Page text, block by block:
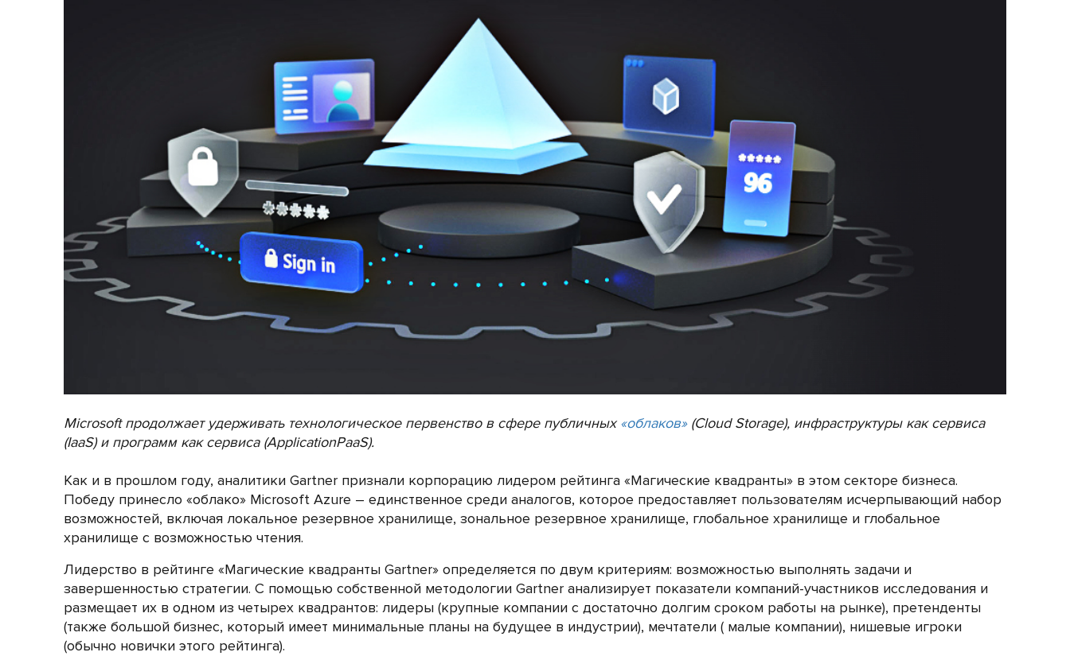
Microsoft продолжает удерживать технологическое первенство в сфере публичных«облаков»(Cloud Storage), инфраструктуры как сервиса
(IaaS) и программ как сервиса (ApplicationPaaS).
Как и в прошлом году, аналитики Gartner признали корпорацию лидером рейтинга «Магические квадранты» в этом секторе бизнеса.
Победу принесло «облако» Microsoft Azure – единственное среди аналогов, которое предоставляет пользователям исчерпывающий набор
возможностей, включая локальное резервное хранилище, зональное резервное хранилище, глобальное хранилище и глобальное
хранилище с возможностью чтения.
Лидерство в рейтинге «Магические квадранты Gartner» определяется по двум критериям: возможностью выполнять задачи и
завершенностью стратегии. С помощью собственной методологии Gartner анализирует показатели компаний-участников исследования и
размещает их в одном из четырех квадрантов: лидеры (крупные компании с достаточно долгим сроком работы на рынке), претенденты
(также большой бизнес, который имеет минимальные планы на будущее в индустрии), мечтатели ( малые компании), нишевые игроки
(обычно новички этого рейтинга).